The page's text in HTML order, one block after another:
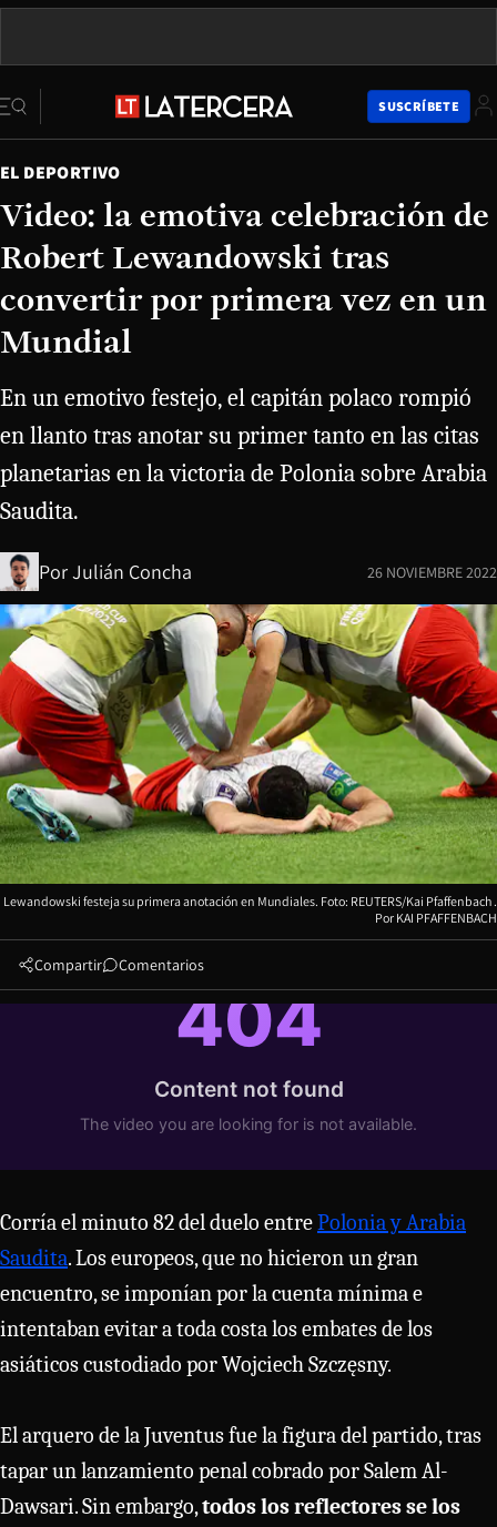
SUSCRÍBETE
EL DEPORTIVO
Video: la emotiva celebración de
Robert Lewandowski tras
convertir por primera vez en un
Mundial
En un emotivo festejo, el capitán polaco rompió
en llanto tras anotar su primer tanto en las citas
planetarias en la victoria de Polonia sobre Arabia
Saudita.
PorJulián Concha 26 NOVIEMBRE 2022
Lewandowski festeja su primera anotación en Mundiales. Foto: REUTERS/Kai Pfaffenbach
KAI PFAFFENBACH
Compartir Comentarios
Corría el minuto 82 del duelo entrePolonia y Arabia
Saudita. Los europeos, que no hicieron un gran
encuentro, se imponían por la cuenta mínima e
intentaban evitar a toda costa los embates de los
asiáticos custodiado por Wojciech Szczęsny.
El arquero de la Juventus fue la figura del partido, tras
tapar un lanzamiento penal cobrado por Salem Al-
Dawsari. Sin embargo,todos los reflectores se los